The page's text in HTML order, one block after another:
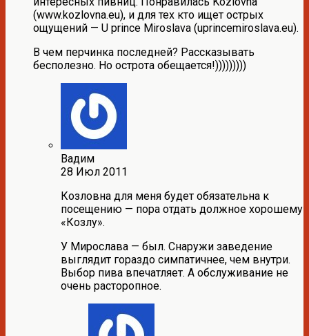
(www.kozlovna.eu), и для тех кто ищет острых
ощущений — U prince Miroslava (uprincemiroslava.eu).
В чем перчинка последней? Рассказывать
бесполезно. Но острота обещается!)))))))))
Вадим
28 Июл 2011
Козловна для меня будет обязательна к
посещению — пора отдать должное хорошему
«Козлу».
У Мирослава — был. Снаружи заведение
выглядит гораздо симпатичнее, чем внутри.
Выбор пива впечатляет. А обслуживание не
очень расторопное.